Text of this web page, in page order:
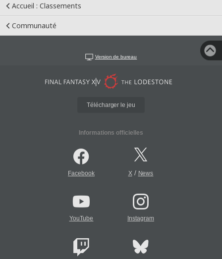
Accueil : Classements
Communauté
Version de bureau
Télécharger le jeu
Informations officielles
Facebook X/ News
YouTube Instagram